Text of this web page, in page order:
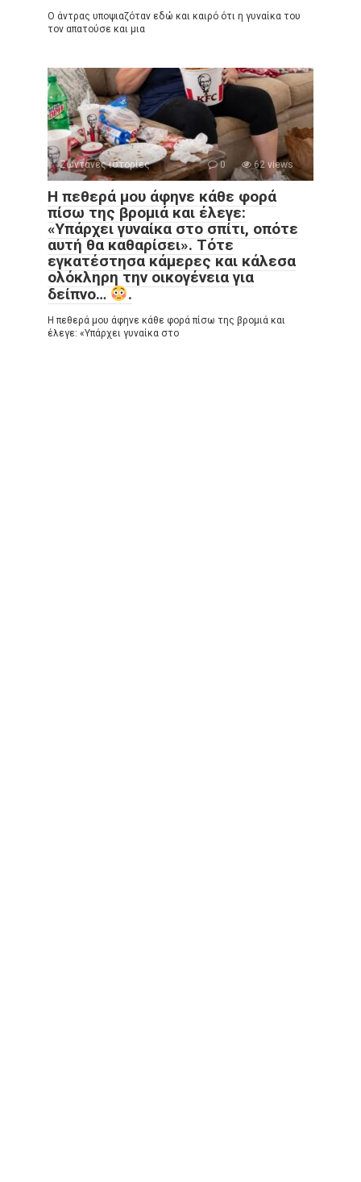
Ο άντρας υποψιαζόταν εδώ και καιρό ότι η γυναίκα του
τον απατούσε και μια
Ζωντανές ιστορίες 0 62 views
Η πεθερά μου άφηνε κάθε φορά
πίσω της βρομιά και έλεγε:
«Υπάρχει γυναίκα στο σπίτι, οπότε
αυτή θα καθαρίσει». Τότε
εγκατέστησα κάμερες και κάλεσα
ολόκληρη την οικογένεια για
δείπνο…
.
Η πεθερά μου άφηνε κάθε φορά πίσω της βρομιά και
έλεγε: «Υπάρχει γυναίκα στο